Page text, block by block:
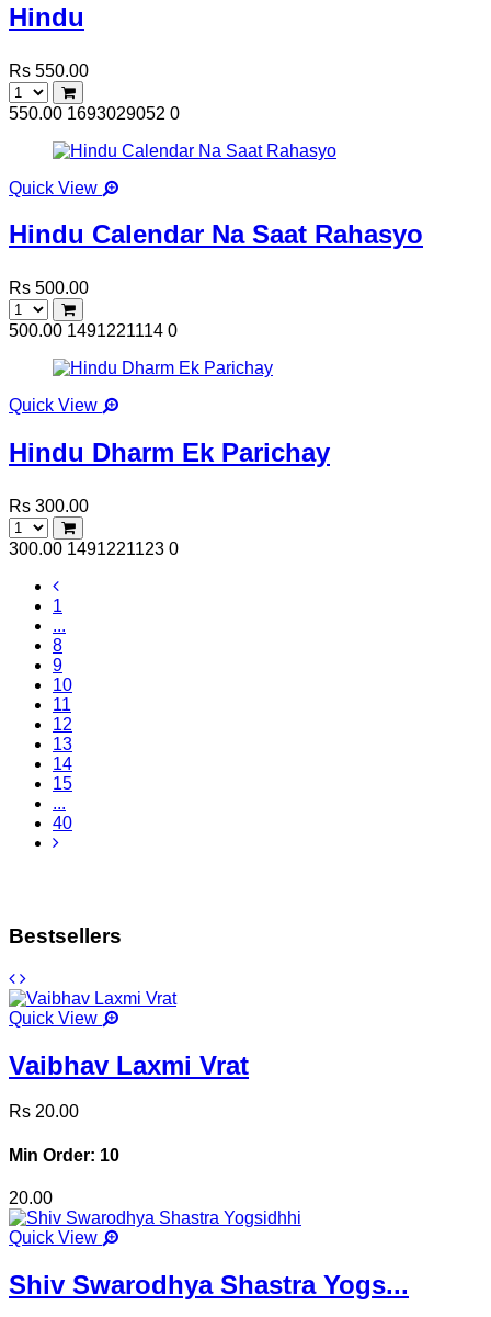
Hindu
Rs 550.00
550.00 1693029052 0
Quick View
Hindu Calendar Na Saat Rahasyo
Rs 500.00
500.00 1491221114 0
Quick View
Hindu Dharm Ek Parichay
Rs 300.00
300.00 1491221123 0
1
...
8
9
10
11
12
13
14
15
...
40
Bestsellers
Quick View
Vaibhav Laxmi Vrat
Rs 20.00
Min Order: 10
20.00
Quick View
Shiv Swarodhya Shastra Yogs...